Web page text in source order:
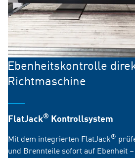
Ebenheitskontrolle
Richtmaschine
FlatJack® Kontrollsystem
Mit dem integrierten FlatJack®
und Brennteile sofort auf Ebenheit